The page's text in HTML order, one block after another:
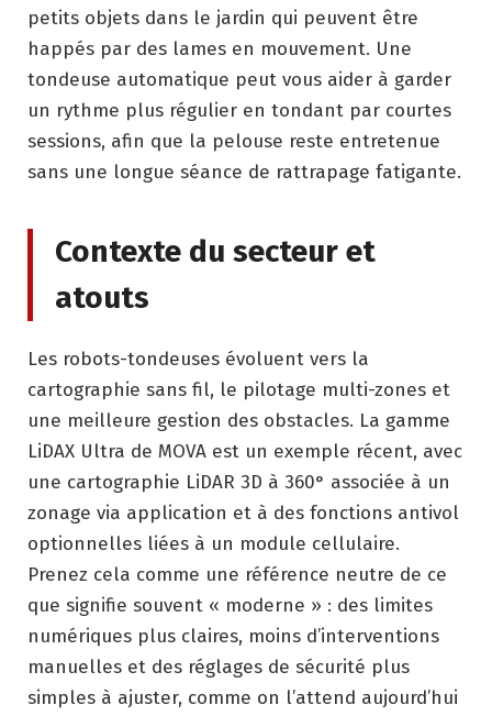
petits objets dans le jardin qui peuvent être
happés par des lames en mouvement. Une
tondeuse automatique peut vous aider à garder
un rythme plus régulier en tondant par courtes
sessions, afin que la pelouse reste entretenue
sans une longue séance de rattrapage fatigante.
Contexte du secteur et
atouts
Les robots-tondeuses évoluent vers la
cartographie sans fil, le pilotage multi-zones et
une meilleure gestion des obstacles. La gamme
LiDAX Ultra de MOVA est un exemple récent, avec
une cartographie LiDAR 3D à 360° associée à un
zonage via application et à des fonctions antivol
optionnelles liées à un module cellulaire.
Prenez cela comme une référence neutre de ce
que signifie souvent « moderne » : des limites
numériques plus claires, moins d’interventions
manuelles et des réglages de sécurité plus
simples à ajuster, comme on l’attend aujourd’hui